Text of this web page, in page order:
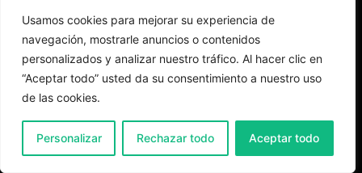
Usamos cookies para mejorar su experiencia de
navegación, mostrarle anuncios o contenidos
personalizados y analizar nuestro tráfico. Al hacer clic en
“Aceptar todo” usted da su consentimiento a nuestro uso
de las cookies.
Personalizar Rechazar todo Aceptar todo